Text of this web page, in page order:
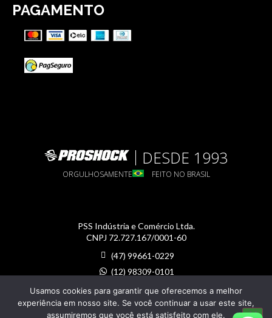
PAGAMENTO
DESDE 1993
ORGULHOSAMENTE FEITO NO BRASIL
PSS Indústria e Comércio Ltda.
CNPJ 72.727.167/0001-60
(47) 99661-0229
(12) 98309-0101
proshock@proshock.com.br
Usamos cookies para garantir que oferecemos a melhor
experiência em nosso site. Se você continuar a usar este site,
assumiremos que você está satisfeito com ele.